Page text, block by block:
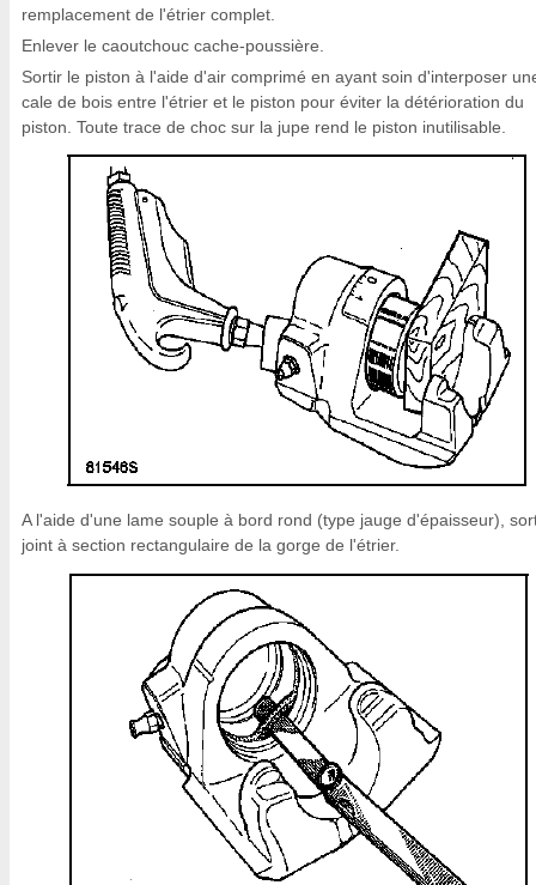
remplacement de l'étrier complet.
Enlever le caoutchouc cache-poussière.
Sortir le piston à l'aide d'air comprimé en ayant soin d'interposer
cale de bois entre l'étrier et le piston pour éviter la détérioration du
piston. Toute trace de choc sur la jupe rend le piston inutilisable.
A l'aide d'une lame souple à bord rond (type jauge d'épaisseur),
joint à section rectangulaire de la gorge de l'étrier.